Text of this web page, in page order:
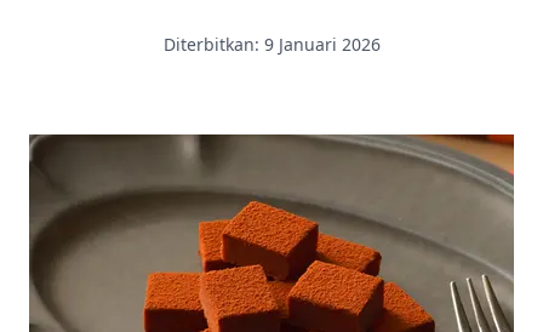
Diterbitkan: 9 Januari 2026